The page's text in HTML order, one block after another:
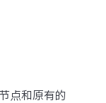
点和原有的